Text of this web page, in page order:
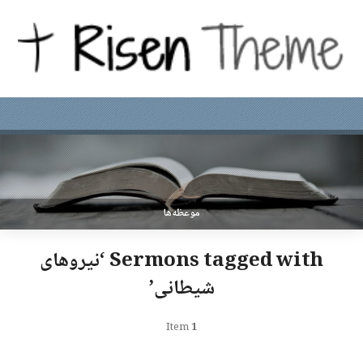
موعظه‌ها
Sermons tagged with ‘نیروهای
شیطانی’
1